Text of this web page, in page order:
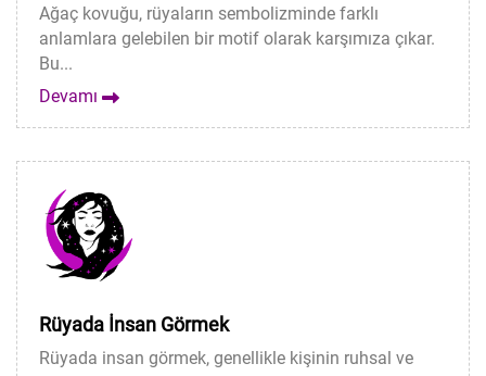
Ağaç kovuğu, rüyaların sembolizminde farklı
anlamlara gelebilen bir motif olarak karşımıza çıkar.
Bu...
Devamı
Rüyada İnsan Görmek
Rüyada insan görmek, genellikle kişinin ruhsal ve